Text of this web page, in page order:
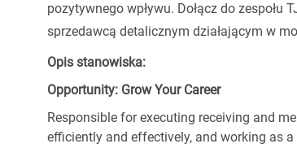
pozytywnego wpływu. Dołącz do zespołu
sprzedawcą detalicznym działającym w
Opis stanowiska:
Opportunity: Grow Your Career
Responsible for executing receiving and
efficiently and effectively, and working as